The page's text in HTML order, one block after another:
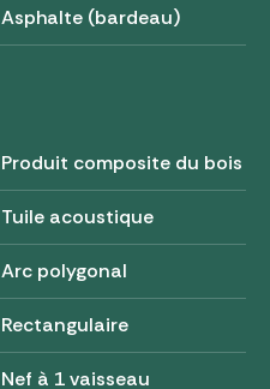
Asphalte (bardeau)
Produit composite du bois
Tuile acoustique
Arc polygonal
Rectangulaire
Nef à 1 vaisseau